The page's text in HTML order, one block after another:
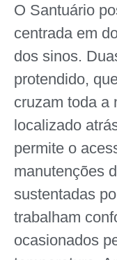
O Santuário
centrada em
dos sinos.
protendido,
cruzam toda a
localizado
permite o
manutenções
sustentadas
trabalham
ocasionados